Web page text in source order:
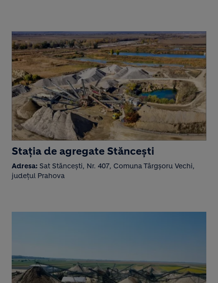
Stația de agregate Stăncești
Adresa: Sat Stăncești, Nr. 407, Comuna Târgșoru Vechi,
județul Prahova